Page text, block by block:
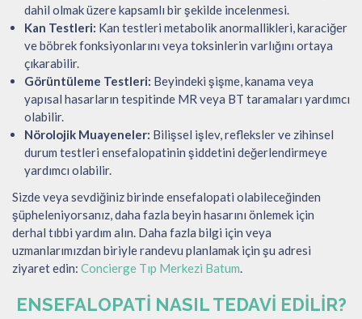
dahil olmak üzere kapsamlı bir şekilde incelenmesi.
Kan Testleri: Kan testleri metabolik anormallikleri, karaciğer
ve böbrek fonksiyonlarını veya toksinlerin varlığını ortaya
çıkarabilir.
Görüntüleme Testleri: Beyindeki şişme, kanama veya
yapısal hasarların tespitinde MR veya BT taramaları yardımcı
olabilir.
Nörolojik Muayeneler: Bilişsel işlev, refleksler ve zihinsel
durum testleri ensefalopatinin şiddetini değerlendirmeye
yardımcı olabilir.
Sizde veya sevdiğiniz birinde ensefalopati olabileceğinden
şüpheleniyorsanız, daha fazla beyin hasarını önlemek için
derhal tıbbi yardım alın. Daha fazla bilgi için veya
uzmanlarımızdan biriyle randevu planlamak için şu adresi
ziyaret edin: Concierge Tıp Merkezi Batum.
ENSEFALOPATI NASIL TEDAVI EDILIR?